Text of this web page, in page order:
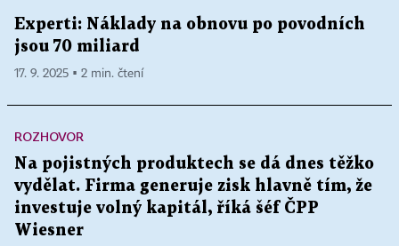
Experti: Náklady na obnovu po povodních
jsou 70 miliard
17. 9. 2025 ▪ 2 min. čtení
ROZHOVOR
Na pojistných produktech se dá dnes těžko
vydělat. Firma generuje zisk hlavně tím, že
investuje volný kapitál, říká šéf ČPP
Wiesner